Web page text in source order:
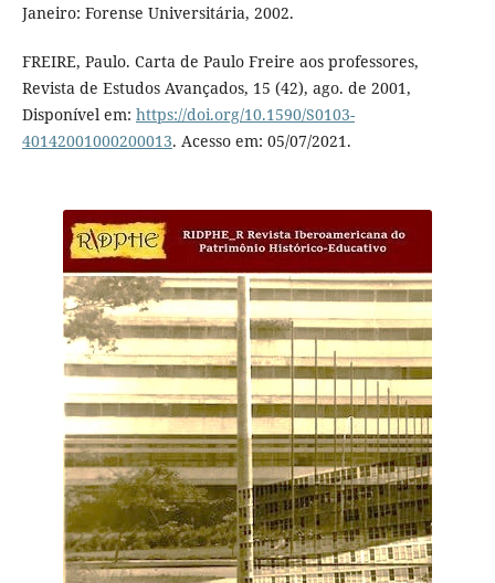
Janeiro: Forense Universitária, 2002.
FREIRE, Paulo. Carta de Paulo Freire aos professores,
Revista de Estudos Avançados, 15 (42), ago. de 2001,
Disponível em: https://doi.org/10.1590/S0103-
40142001000200013. Acesso em: 05/07/2021.